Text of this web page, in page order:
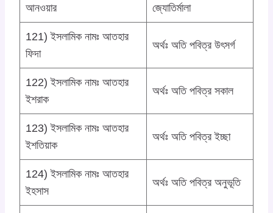
আনওয়ার
জ্যোতির্মালা
121) ইসলামিক নামঃ আতহার
ফিদা
অর্থঃ অতি পবিত্র উৎসর্গ
122) ইসলামিক নামঃ আতহার
ইশরাক
অর্থঃ অতি পবিত্র সকাল
123) ইসলামিক নামঃ আতহার
ইশতিয়াক
অর্থঃ অতি পবিত্র ইচ্ছা
124) ইসলামিক নামঃ আতহার
ইহসাস
অর্থঃ অতি পবিত্র অনুভূতি